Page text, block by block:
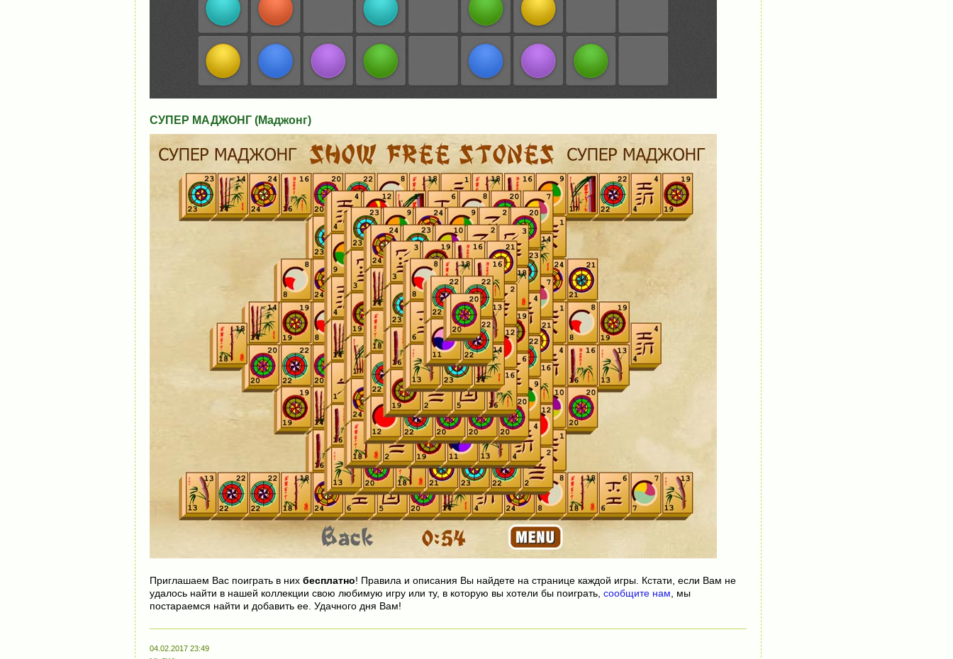
СУПЕР МАДЖОНГ (Маджонг)
Приглашаем Вас поиграть в них бесплатно! Правила и описания Вы найдете на странице каждой игры. Кстати, если Вам не
удалось найти в нашей коллекции свою любимую игру или ту, в которую вы хотели бы поиграть, сообщите нам , мы
постараемся найти и добавить ее. Удачного дня Вам!
04.02.2017 23:49